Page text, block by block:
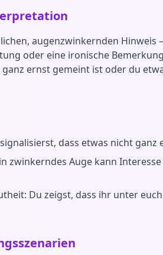
augenzwinkernden Hinweis
oder eine ironische
ernst gemeint ist oder du
dass etwas nicht ganz
zwinkerndes Auge kann
Du zeigst, dass ihr unter